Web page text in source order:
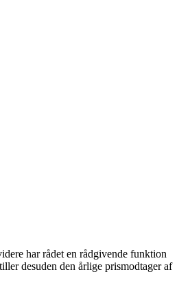
har rådet en rådgivende funktion
desuden den årlige prismodtager af